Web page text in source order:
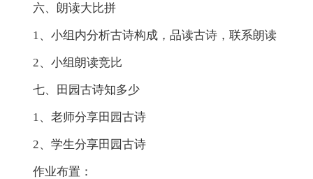
六、朗读大比拼
1、小组内分析古诗构成，品读古诗，联系朗读
2、小组朗读竞比
七、田园古诗知多少
1、老师分享田园古诗
2、学生分享田园古诗
作业布置：